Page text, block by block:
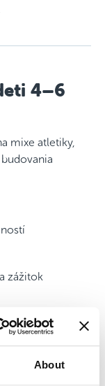
About
4–6
mixe atletiky,
zážitok